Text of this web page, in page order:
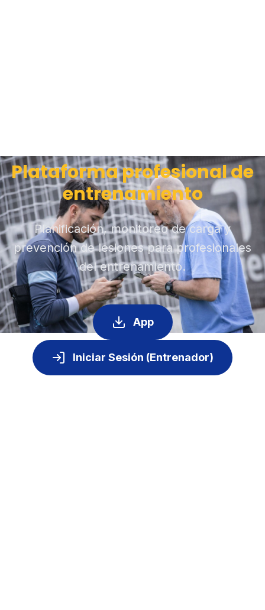
Plataforma profesional de
entrenamiento
Planificación, monitoreo de carga y
prevención de lesiones para profesionales
del entrenamiento.
App
Iniciar Sesión (Entrenador)